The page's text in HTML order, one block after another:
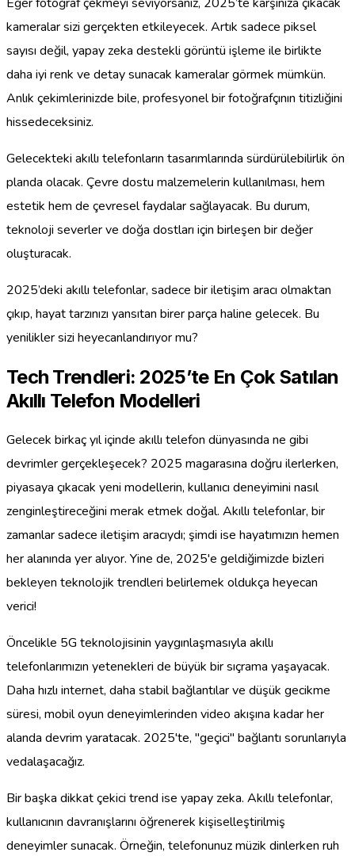
kameralar sizi gerçekten etkileyecek. Artık sadece piksel
sayısı değil, yapay zeka destekli görüntü işleme ile birlikte
daha iyi renk ve detay sunacak kameralar görmek mümkün.
Anlık çekimlerinizde bile, profesyonel bir fotoğrafçının titizliğini
hissedeceksiniz.
Gelecekteki akıllı telefonların tasarımlarında sürdürülebilirlik ön
planda olacak. Çevre dostu malzemelerin kullanılması, hem
estetik hem de çevresel faydalar sağlayacak. Bu durum,
teknoloji severler ve doğa dostları için birleşen bir değer
oluşturacak.
2025’deki akıllı telefonlar, sadece bir iletişim aracı olmaktan
çıkıp, hayat tarzınızı yansıtan birer parça haline gelecek. Bu
yenilikler sizi heyecanlandırıyor mu?
Tech Trendleri: 2025’te En Çok Satılan
Akıllı Telefon Modelleri
Gelecek birkaç yıl içinde akıllı telefon dünyasında ne gibi
devrimler gerçekleşecek? 2025 magarasına doğru ilerlerken,
piyasaya çıkacak yeni modellerin, kullanıcı deneyimini nasıl
zenginleştireceğini merak etmek doğal. Akıllı telefonlar, bir
zamanlar sadece iletişim aracıydı; şimdi ise hayatımızın hemen
her alanında yer alıyor. Yine de, 2025'e geldiğimizde bizleri
bekleyen teknolojik trendleri belirlemek oldukça heyecan
verici!
Öncelikle 5G teknolojisinin yaygınlaşmasıyla akıllı
telefonlarımızın yetenekleri de büyük bir sıçrama yaşayacak.
Daha hızlı internet, daha stabil bağlantılar ve düşük gecikme
süresi, mobil oyun deneyimlerinden video akışına kadar her
alanda devrim yaratacak. 2025'te, "geçici" bağlantı sorunlarıyla
vedalaşacağız.
Bir başka dikkat çekici trend ise yapay zeka. Akıllı telefonlar,
kullanıcının davranışlarını öğrenerek kişiselleştirilmiş
deneyimler sunacak. Örneğin, telefonunuz müzik dinlerken ruh